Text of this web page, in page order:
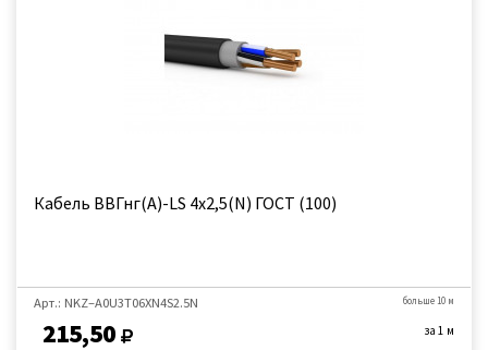
Кабель ВВГнг(А)-LS 4х2,5(N) ГОСТ (100)
Арт.: NKZ–A0U3Т06XN4S2.5N
215,50
больше 10 м
за 1 м